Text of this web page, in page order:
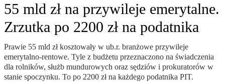
55 mld zł na przywileje emerytalne.
Zrzutka po 2200 zł na podatnika
Prawie 55 mld zł kosztowały w ub.r. branżowe przywileje
emerytalno-rentowe. Tyle z budżetu przeznaczono na świadczenia
dla rolników, służb mundurowych oraz sędziów i prokuratorów w
stanie spoczynku. To po 2200 zł na każdego podatnika PIT.